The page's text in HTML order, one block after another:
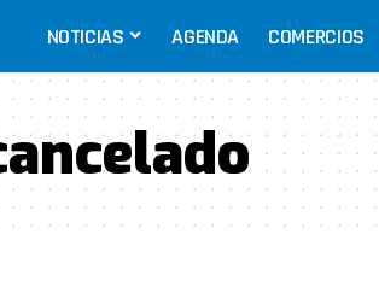
NOTICIAS AGENDA COMERCIOS